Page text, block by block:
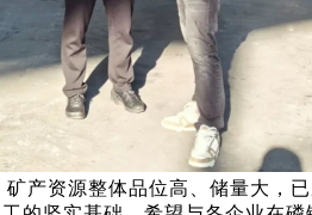
产资源整体品位高、储量大，